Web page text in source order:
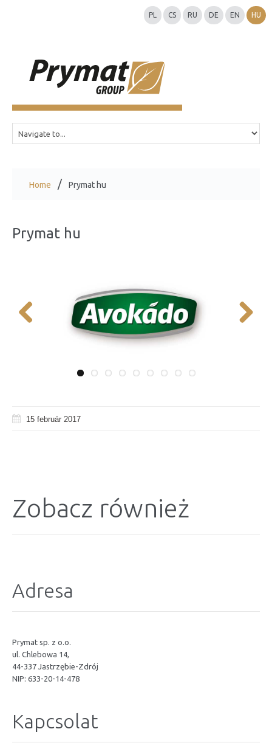
PL CS RU DE EN HU
Home Prymat hu
Prymat hu
15 február 2017
Zobacz również
Adresa
Prymat sp. z o.o.
ul. Chlebowa 14,
44-337 Jastrzębie-Zdrój
NIP: 633-20-14-478
Kapcsolat